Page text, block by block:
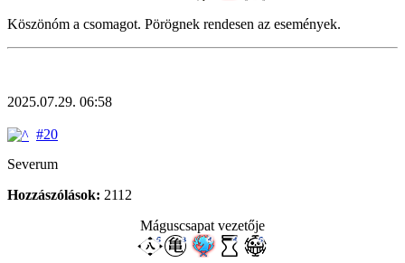
Köszönóm a csomagot. Pörögnek rendesen az események.
2025.07.29. 06:58
#20
Severum
Hozzászólások: 2112
Máguscsapat vezetője